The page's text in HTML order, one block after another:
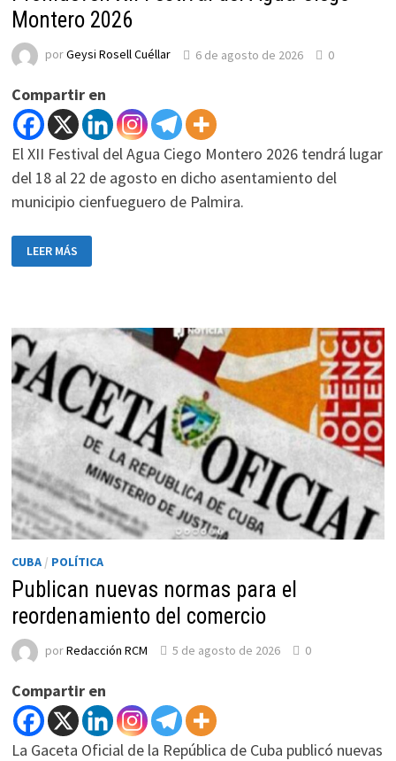
Montero 2026
porGeysi Rosell Cuéllar 6 de agosto de 2026 0
Compartir en
El XII Festival del Agua Ciego Montero 2026 tendrá lugar
del 18 al 22 de agosto en dicho asentamiento del
municipio cienfueguero de Palmira.
PROMUEVEN
XII
FESTIVAL
2026
LEER MÁS
CUBA/ POLÍTICA
Publican nuevas normas para el
reordenamiento del comercio
porRedacción RCM 5 de agosto de 2026 0
Compartir en
La Gaceta Oficial de la República de Cuba publicó nuevas